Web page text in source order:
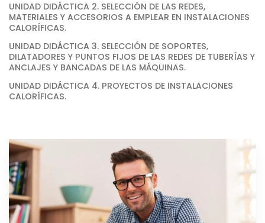
UNIDAD DIDÁCTICA 2. SELECCIÓN DE LAS REDES,
MATERIALES Y ACCESORIOS A EMPLEAR EN INSTALACIONES
CALORÍFICAS.
UNIDAD DIDÁCTICA 3. SELECCIÓN DE SOPORTES,
DILATADORES Y PUNTOS FIJOS DE LAS REDES DE TUBERÍAS Y
ANCLAJES Y BANCADAS DE LAS MÁQUINAS.
UNIDAD DIDÁCTICA 4. PROYECTOS DE INSTALACIONES
CALORÍFICAS.